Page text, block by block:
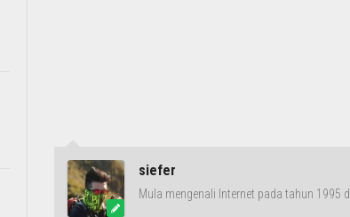
siefer
Mula mengenali Internet pada tahun 1995